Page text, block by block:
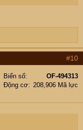
#10
Biển số
OF-494313
Động cơ
208,906 Mã lực